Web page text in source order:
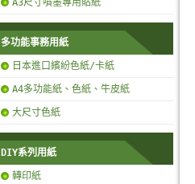
A3尺寸噴墨專用貼紙
多功能事務用紙
日本進口繽紛色紙/卡紙
A4多功能紙、色紙、牛皮紙
大尺寸色紙
DIY系列用紙
轉印紙